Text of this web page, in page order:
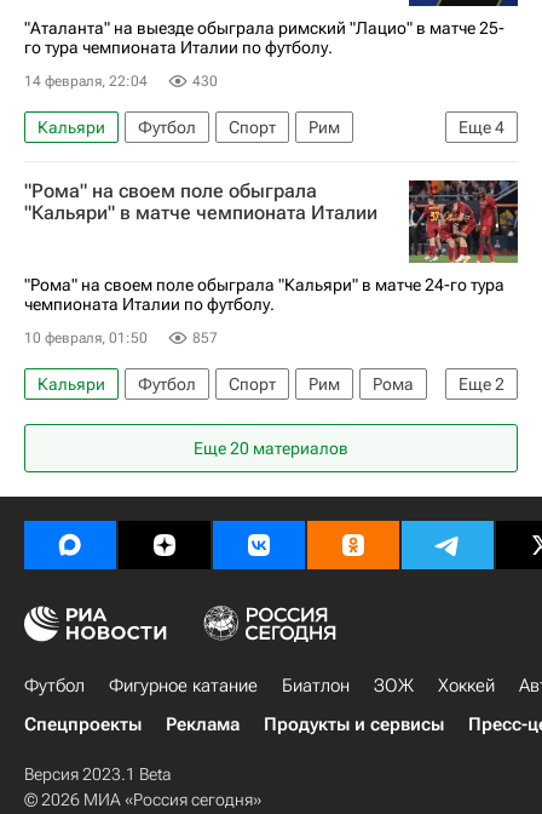
"Аталанта" на выезде обыграла римский "Лацио" в матче 25-
го тура чемпионата Италии по футболу.
14 февраля, 22:04 430
Еще4
Кальяри Футбол Спорт
Рим
Эдерсон
Аталанта
Лацио
Серия А 2026-2027 (Чемпионат Италии по футболу)
"Рома" на своем поле обыграла
"Кальяри" в матче чемпионата Италии
"Рома" на своем поле обыграла "Кальяри" в матче 24-го тура
чемпионата Италии по футболу.
10 февраля, 01:50 857
Еще2
Кальяри Футбол Спорт Рим
Рома
Наполи
Еще 20 материалов
Футбол Фигурное катание Биатлон ЗОЖ Хоккей
Спецпроекты
Реклама Продукты и сервисы Пресс-
Версия 2023.1 Beta
© 2026 МИА «Россия сегодня»